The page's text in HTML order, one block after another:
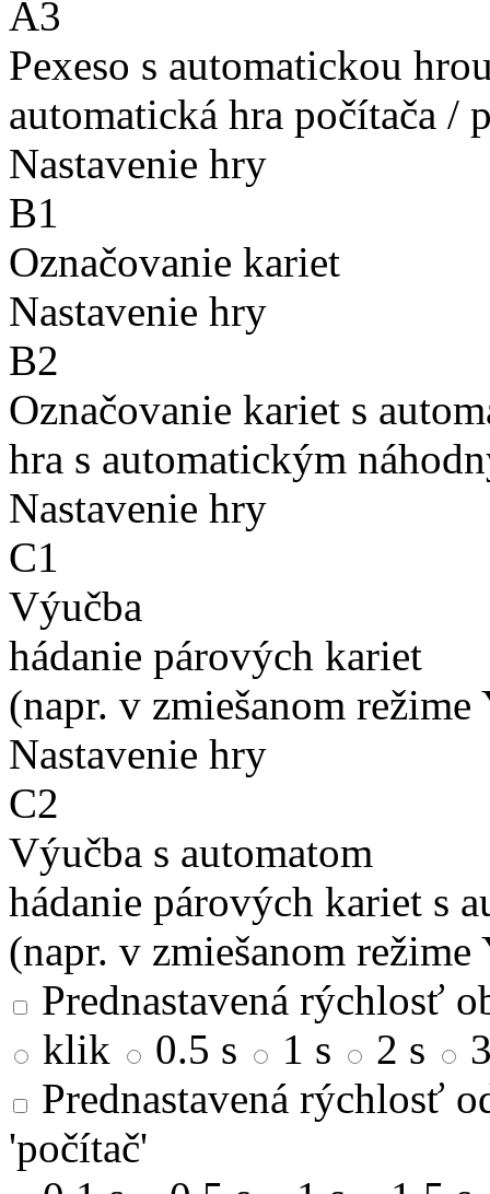
A3
Pexeso s automatickou
automatická hra počítača /
Nastavenie hry
B1
Označovanie kariet
Nastavenie hry
B2
Označovanie kariet s
hra s automatickým
Nastavenie hry
C1
Výučba
hádanie párových kariet
(napr. v zmiešanom režime
Nastavenie hry
C2
Výučba s automatom
hádanie párových kariet s
(napr. v zmiešanom režime
Prednastavená rýchlosť
klik
0.5 s 1 s 2 s
Prednastavená rýchlosť
'počítač'